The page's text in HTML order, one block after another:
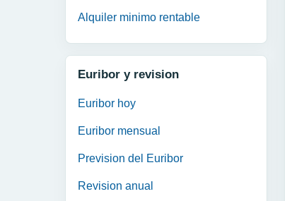
Alquiler minimo rentable
Euribor y revision
Euribor hoy
Euribor mensual
Prevision del Euribor
Revision anual